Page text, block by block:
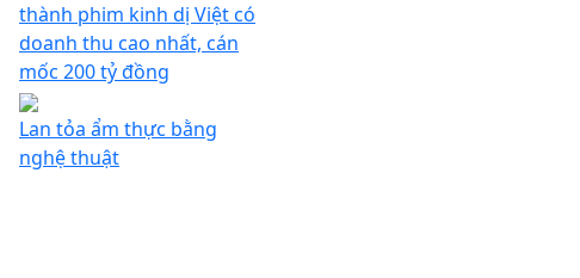
thành phim kinh dị Việt có
doanh thu cao nhất, cán
mốc 200 tỷ đồng
Lan tỏa ẩm thực bằng
nghệ thuật